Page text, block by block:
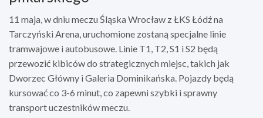
11 maja, w dniu meczu Śląska Wrocław z ŁKS Łódź na
Tarczyński Arena, uruchomione zostaną specjalne linie
tramwajowe i autobusowe. Linie T1, T2, S1 i S2 będą
przewozić kibiców do strategicznych miejsc, takich jak
Dworzec Główny i Galeria Dominikańska. Pojazdy będą
kursować co 3-6 minut, co zapewni szybki i sprawny
transport uczestników meczu.